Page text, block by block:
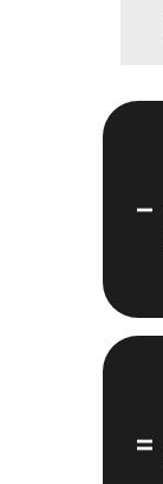
I
II